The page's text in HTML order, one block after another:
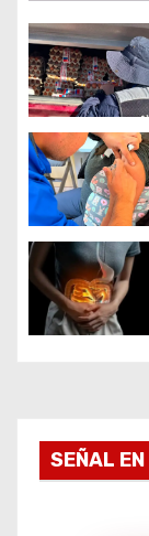
i
ó
n
d
e
e
n
t
a
d
SEÑAL EN